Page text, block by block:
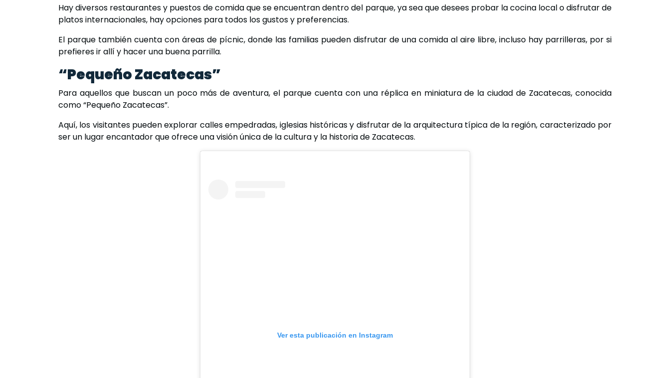
Hay diversos restaurantes y puestos de comida que se encuentran dentro del parque, ya sea que desees probar la cocina local o disfrutar de
platos internacionales, hay opciones para todos los gustos y preferencias.
El parque también cuenta con áreas de pícnic, donde las familias pueden disfrutar de una comida al aire libre, incluso hay parrilleras, por si
prefieres ir allí y hacer una buena parrilla.
“Pequeño Zacatecas”
Para aquellos que buscan un poco más de aventura, el parque cuenta con una réplica en miniatura de la ciudad de Zacatecas, conocida
como “Pequeño Zacatecas”.
Aquí, los visitantes pueden explorar calles empedradas, iglesias históricas y disfrutar de la arquitectura típica de la región, caracterizado por
ser un lugar encantador que ofrece una visión única de la cultura y la historia de Zacatecas.
Ver esta publicación en Instagram